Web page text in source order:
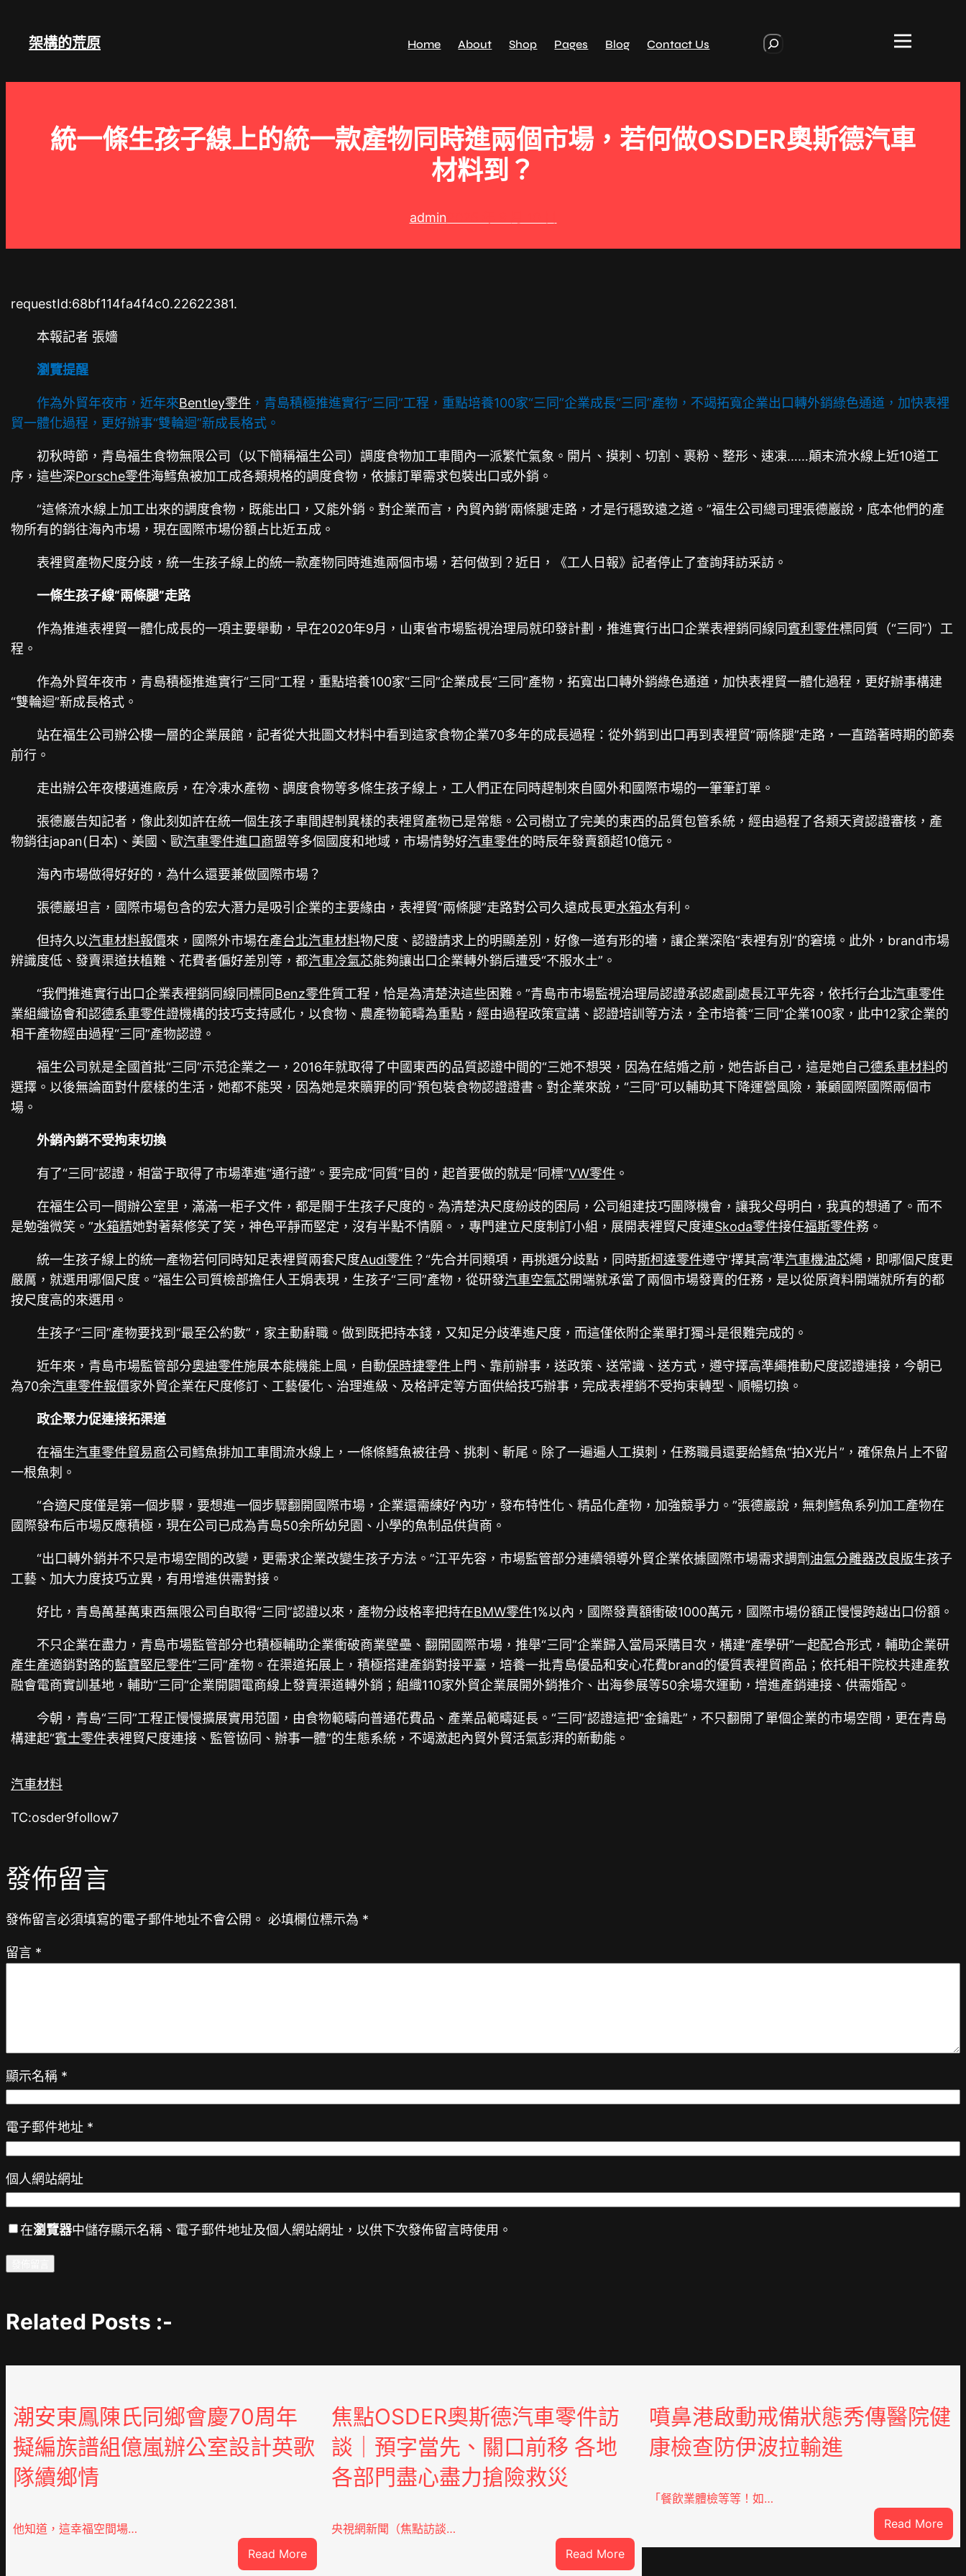
架構的荒原 Home About Shop Pages Blog Contact Us
r
統一條生孩子線上的統一款產物同時進兩個市場，若何做OSDER奧斯德汽車
材料到？
admin
requestId:68bf114fa4f4c0.22622381.
本報記者 張嬙
瀏覽提醒
作為外貿年夜市，近年來Bentley零件 ，青島積極推進實行“三同”工程，重點培養100家“三同”企業成長“三同”產物，不竭拓寬企業出口轉外銷綠色通道，加快表裡
貿一體化過程，更好辦事“雙輪迴”新成長格式。
初秋時節，青島福生食物無限公司（以下簡稱福生公司）調度食物加工車間內一派繁忙氣象。開片、摸刺、切割、裹粉、整形、速凍……顛末流水線上近10道工
序，這些深Porsche零件海鱈魚被加工成各類規格的調度食物，依據訂單需求包裝出口或外銷。
“這條流水線上加工出來的調度食物，既能出口，又能外銷。對企業而言，內貿內銷‘兩條腿’走路，才是行穩致遠之道。”福生公司總司理張德巖說，底本他們的產
物所有的銷往海內市場，現在國際市場份額占比近五成。
表裡貿產物尺度分歧，統一生孩子線上的統一款產物同時進進兩個市場，若何做到？近日，《工人日報》記者停止了查詢拜訪采訪。
一條生孩子線“兩條腿”走路
作為推進表裡貿一體化成長的一項主要舉動，早在2020年9月，山東省市場監視治理局就印發計劃，推進實行出口企業表裡銷同線同賓利零件標同質（“三同”）工
程。
作為外貿年夜市，青島積極推進實行“三同”工程，重點培養100家“三同”企業成長“三同”產物，拓寬出口轉外銷綠色通道，加快表裡貿一體化過程，更好辦事構建
“雙輪迴”新成長格式。
站在福生公司辦公樓一層的企業展館，記者從大批圖文材料中看到這家食物企業70多年的成長過程：從外銷到出口再到表裡貿“兩條腿”走路，一直踏著時期的節奏
前行。
走出辦公年夜樓邁進廠房，在冷凍水產物、調度食物等多條生孩子線上，工人們正在同時趕制來自國外和國際市場的一筆筆訂單。
張德巖告知記者，像此刻如許在統一個生孩子車間趕制異樣的表裡貿產物已是常態。公司樹立了完美的東西的品質包管系統，經由過程了各類天資認證審核，產
物銷往japan(日本)、美國、歐汽車零件進口商盟等多個國度和地域，市場情勢好汽車零件的時辰年發賣額超10億元。
海內市場做得好好的，為什么還要兼做國際市場？
張德巖坦言，國際市場包含的宏大潛力是吸引企業的主要緣由，表裡貿“兩條腿”走路對公司久遠成長更水箱水有利。
但持久以汽車材料報價來，國際外市場在產台北汽車材料物尺度、認證請求上的明顯差別，好像一道有形的墻，讓企業深陷“表裡有別”的窘境。此外，brand市場
辨識度低、發賣渠道扶植難、花費者偏好差別等，都汽車冷氣芯能夠讓出口企業轉外銷后遭受“不服水土”。
“我們推進實行出口企業表裡銷同線同標同Benz零件質工程，恰是為清楚決這些困難。”青島市市場監視治理局認證承認處副處長江平先容，依托行台北汽車零件
業組織協會和認德系車零件證機構的技巧支持感化，以食物、農產物範疇為重點，經由過程政策宣講、認證培訓等方法，全市培養“三同”企業100家，此中12家企業的
相干產物經由過程“三同”產物認證。
福生公司就是全國首批“三同”示范企業之一，2016年就取得了中國東西的品質認證中間的“三她不想哭，因為在結婚之前，她告訴自己，這是她自己德系車材料的
選擇。以後無論面對什麼樣的生活，她都不能哭，因為她是來贖罪的同”預包裝食物認證證書。對企業來說，“三同”可以輔助其下降運營風險，兼顧國際國際兩個市
場。
外銷內銷不受拘束切換
有了“三同”認證，相當于取得了市場準進“通行證”。要完成“同質”目的，起首要做的就是“同標”VW零件 。
在福生公司一間辦公室里，滿滿一柜子文件，都是關于生孩子尺度的。為清楚決尺度紛歧的困局，公司組建技巧團隊機會，讓我父母明白，我真的想通了。而不
是勉強微笑。”水箱精她對著蔡修笑了笑，神色平靜而堅定，沒有半點不情願。，專門建立尺度制訂小組，展開表裡貿尺度連Skoda零件接任福斯零件務。
統一生孩子線上的統一產物若何同時知足表裡貿兩套尺度Audi零件？“先合并同類項，再挑選分歧點，同時斯柯達零件遵守‘擇其高’準汽車機油芯繩，即哪個尺度更
嚴厲，就選用哪個尺度。”福生公司質檢部擔任人王娟表現，生孩子“三同”產物，從研發汽車空氣芯開端就承當了兩個市場發賣的任務，是以從原資料開端就所有的都
按尺度高的來選用。
生孩子“三同”產物要找到“最至公約數”，家主動辭職。做到既把持本錢，又知足分歧準進尺度，而這僅依附企業單打獨斗是很難完成的。
近年來，青島市場監管部分奧迪零件施展本能機能上風，自動保時捷零件上門、靠前辦事，送政策、送常識、送方式，遵守擇高準繩推動尺度認證連接，今朝已
為70余汽車零件報價家外貿企業在尺度修訂、工藝優化、治理進級、及格評定等方面供給技巧辦事，完成表裡銷不受拘束轉型、順暢切換。
政企聚力促連接拓渠道
在福生汽車零件貿易商公司鱈魚排加工車間流水線上，一條條鱈魚被往骨、挑刺、斬尾。除了一遍遍人工摸刺，任務職員還要給鱈魚“拍X光片”，確保魚片上不留
一根魚刺。
“合適尺度僅是第一個步驟，要想進一個步驟翻開國際市場，企業還需練好‘內功’，發布特性化、精品化產物，加強競爭力。”張德巖說，無刺鱈魚系列加工產物在
國際發布后市場反應積極，現在公司已成為青島50余所幼兒園、小學的魚制品供貨商。
“出口轉外銷并不只是市場空間的改變，更需求企業改變生孩子方法。”江平先容，市場監管部分連續領導外貿企業依據國際市場需求調劑 油氣分離器改良版生孩子
工藝、加大力度技巧立異，有用增進供需對接。
好比，青島萬基萬東西無限公司自取得“三同”認證以來，產物分歧格率把持在BMW零件1%以內，國際發賣額衝破1000萬元，國際市場份額正慢慢跨越出口份額。
不只企業在盡力，青島市場監管部分也積極輔助企業衝破商業壁壘、翻開國際市場，推舉“三同”企業歸入當局采購目次，構建“產學研”一起配合形式，輔助企業研
產生產適銷對路的藍寶堅尼零件“三同”產物。在渠道拓展上，積極搭建產銷對接平臺，培養一批青島優品和安心花費brand的優質表裡貿商品；依托相干院校共建產教
融會電商實訓基地，輔助“三同”企業開闢電商線上發賣渠道轉外銷；組織110家外貿企業展開外銷推介、出海參展等50余場次運動，增進產銷連接、供需婚配。
今朝，青島“三同”工程正慢慢擴展實用范圍，由食物範疇向普通花費品、產業品範疇延長。“三同”認證這把“金鑰匙”，不只翻開了單個企業的市場空間，更在青島
構建起“賓士零件表裡貿尺度連接、監管協同、辦事一體”的生態系統，不竭激起內貿外貿活氣彭湃的新動能。
汽車材料
TC:osder9follow7
發佈留言
發佈留言必須填寫的電子郵件地址不會公開。 必填欄位標示為 *
留言 *
顯示名稱 *
電子郵件地址 *
個人網站網址
在瀏覽器中儲存顯示名稱、電子郵件地址及個人網站網址，以供下次發佈留言時使用。
Related Posts :-
潮安東鳳陳氏同鄉會慶70周年
擬編族譜組億嵐辦公室設計英歌
隊續鄉情
他知道，這幸福空間場…
Read More:
潮
焦點OSDER奧斯德汽車零件訪
談｜預字當先、關口前移 各地
各部門盡心盡力搶險救災
央視網新聞（焦點訪談…
Read More:
焦
噴鼻港啟動戒備狀態秀傳醫院健
康檢查防伊波拉輸進
「餐飲業體檢等等！如…
Read More:
噴